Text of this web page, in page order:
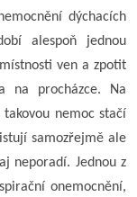
dýchacích
alespoň jednou
ven a zpotit
na procházce. Na
nemoc stačí
samozřejmě ale
neporadí. Jednou z
onemocnění,